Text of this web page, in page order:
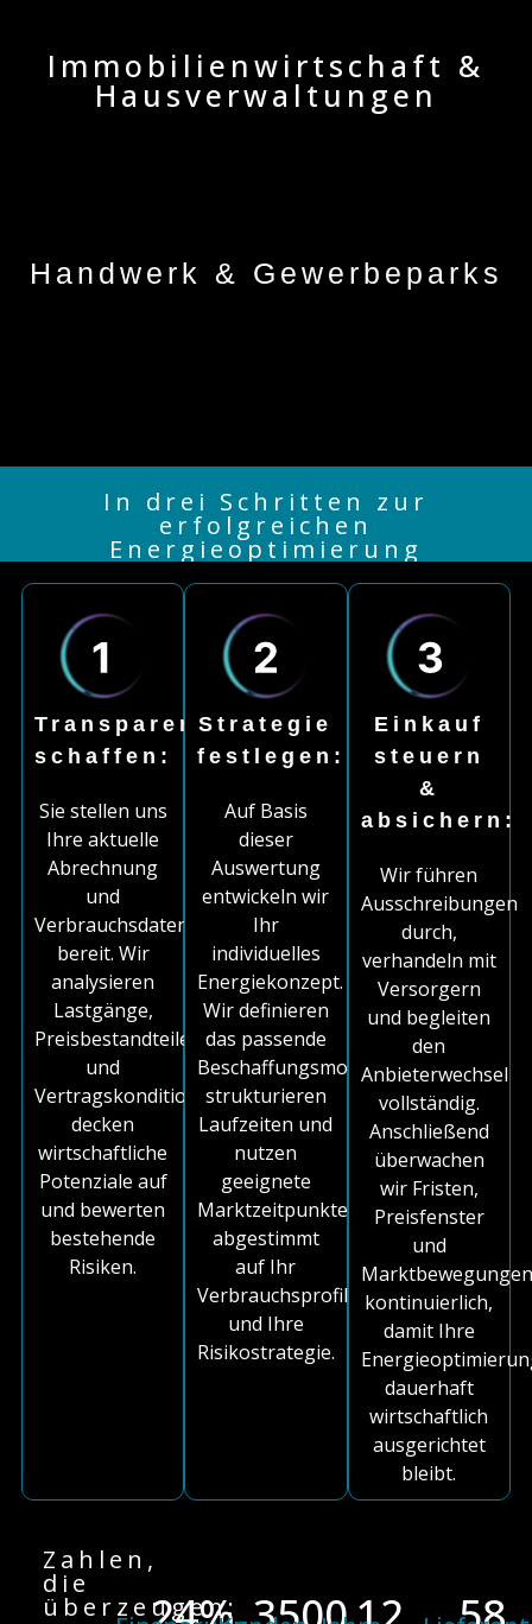
Immobilienwirt­schaft &
Hausver­waltungen
Handwerk & Gewerbeparks
In drei Schritten zur
erfolgreichen
Energieoptimierung
Transparenz
schaffen:
Sie stellen uns
Ihre aktuelle
Abrechnung
und
Verbrauchsdaten
bereit. Wir
analysieren
Lastgänge,
Preisbestandteile
und
Vertragskonditionen,
decken
wirtschaftliche
Potenziale auf
und bewerten
bestehende
Risiken.
Strategie
festlegen:
Auf Basis
dieser
Auswertung
entwickeln wir
Ihr
individuelles
Energiekonzept.
Wir definieren
das passende
Beschaffungsmodell,
strukturieren
Laufzeiten und
nutzen
geeignete
Marktzeitpunkte,
abgestimmt
auf Ihr
Verbrauchsprofil
und Ihre
Risikostrategie.
Einkauf
steuern
&
absichern:
Wir führen
Ausschreibungen
durch,
verhandeln mit
Versorgern
und begleiten
den
Anbieterwechsel
vollständig.
Anschließend
überwachen
wir Fristen,
Preisfenster
und
Marktbewegungen
kontinuierlich,
damit Ihre
dauerhaft
wirtschaftlich
ausgerichtet
bleibt.
Zahlen,
die
überzeugen: